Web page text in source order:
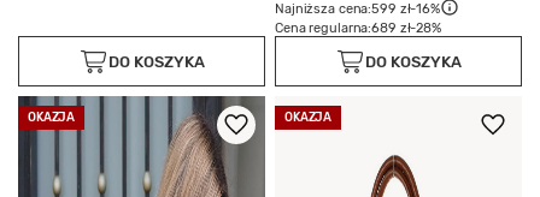
DO KOSZYKA
Najniższa cena:599 zł-16%
Cena regularna:689 zł-28%
DO KOSZYKA
OKAZJA OKAZJA